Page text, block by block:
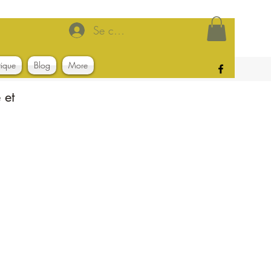
Se connecter
Blog More
et